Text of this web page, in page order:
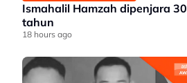
Ismahalil Hamzah dipenjara 30
tahun
18 hours ago